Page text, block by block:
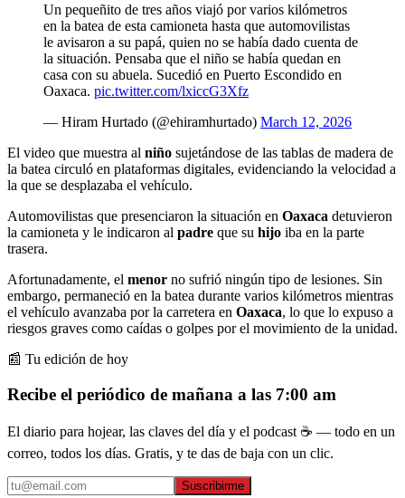
Un pequeñito de tres años viajó por varios kilómetros
en la batea de esta camioneta hasta que automovilistas
le avisaron a su papá, quien no se había dado cuenta de
la situación. Pensaba que el niño se había quedan en
casa con su abuela. Sucedió en Puerto Escondido en
Oaxaca. pic.twitter.com/lxiccG3Xfz
— Hiram Hurtado (@ehiramhurtado) March 12, 2026
El video que muestra al niño sujetándose de las tablas de madera de
la batea circuló en plataformas digitales, evidenciando la velocidad a
la que se desplazaba el vehículo.
Automovilistas que presenciaron la situación en Oaxaca detuvieron
la camioneta y le indicaron al padre que su hijo iba en la parte
trasera.
Afortunadamente, el menor no sufrió ningún tipo de lesiones. Sin
embargo, permaneció en la batea durante varios kilómetros mientras
el vehículo avanzaba por la carretera en Oaxaca, lo que lo expuso a
riesgos graves como caídas o golpes por el movimiento de la unidad.
📰 Tu edición de hoy
Recibe el periódico de mañana a las 7:00 am
El diario para hojear, las claves del día y el podcast ☕ — todo en un
correo, todos los días. Gratis, y te das de baja con un clic.
Suscribirme